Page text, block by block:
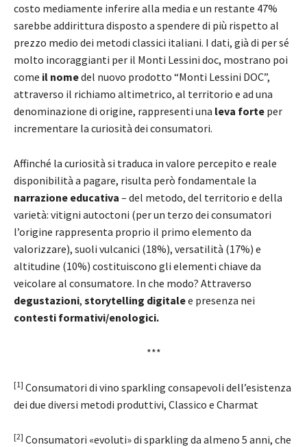
costo mediamente inferire alla media e un restante 47%
sarebbe addirittura disposto a spendere di più rispetto al
prezzo medio dei metodi classici italiani. I dati, già di per sé
molto incoraggianti per il Monti Lessini doc, mostrano poi
come il nomedel nuovo prodotto “Monti Lessini DOC”,
attraverso il richiamo altimetrico, al territorio e ad una
denominazione di origine, rappresenti una leva forte per
incrementare la curiosità dei consumatori.
Affinché la curiosità si traduca in valore percepito e reale
disponibilità a pagare, risulta però fondamentale la
narrazione educativa – del metodo, del territorio e della
varietà: vitigni autoctoni (per un terzo dei consumatori
l’origine rappresenta proprio il primo elemento da
valorizzare), suoli vulcanici (18%), versatilità (17%) e
altitudine (10%) costituiscono gli elementi chiave da
veicolare al consumatore. In che modo? Attraverso
degustazioni, storytelling digitalee presenza nei
contesti formativi/enologici.
***
[1] Consumatori di vino sparkling consapevoli dell’esistenza
dei due diversi metodi produttivi, Classico e Charmat
[2] Consumatori «evoluti» di sparkling da almeno 5 anni, che